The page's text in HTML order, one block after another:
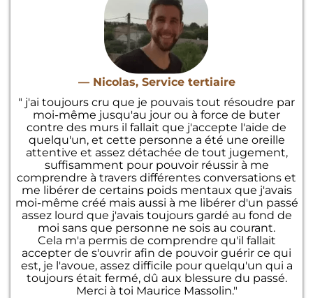
— Nicolas, Service tertiaire
" j'ai toujours cru que je pouvais tout résoudre par
moi-même jusqu'au jour ou à force de buter
contre des murs il fallait que j'accepte l'aide de
quelqu'un, et cette personne a été une oreille
attentive et assez détachée de tout jugement,
suffisamment pour pouvoir réussir à me
comprendre à travers différentes conversations et
me libérer de certains poids mentaux que j'avais
moi-même créé mais aussi à me libérer d'un passé
assez lourd que j'avais toujours gardé au fond de
moi sans que personne ne sois au courant.
Cela m'a permis de comprendre qu'il fallait
accepter de s'ouvrir afin de pouvoir guérir ce qui
est, je l'avoue, assez difficile pour quelqu'un qui a
toujours était fermé, dû aux blessure du passé.
Merci à toi Maurice Massolin."